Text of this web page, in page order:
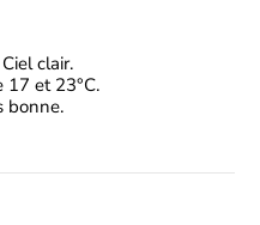
clair.
17 et 23°C.
bonne.